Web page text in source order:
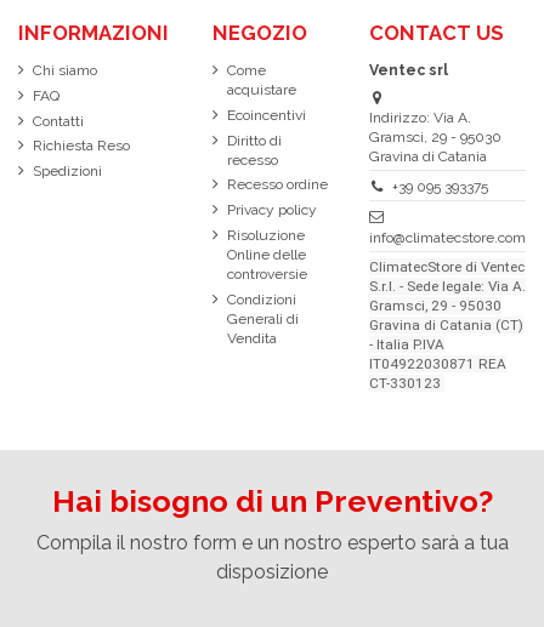
INFORMAZIONI
Chi siamo
FAQ
Contatti
Richiesta Reso
Spedizioni
NEGOZIO
Come
acquistare
Ecoincentivi
Diritto di
recesso
Recesso ordine
Privacy policy
Risoluzione
Online delle
controversie
Condizioni
Generali di
Vendita
CONTACT US
Ventec srl
Indirizzo: Via A.
Gramsci, 29 - 95030
Gravina di Catania
+39 095 393375
info@climatecstore.com
ClimatecStore di Ventec
S.r.l. - Sede legale: Via A.
Gramsci, 29 - 95030
Gravina di Catania (CT)
- Italia P.IVA
IT04922030871 REA
CT-330123
Hai bisogno di un Preventivo?
Compila il nostro form e un nostro esperto sarà a tua
disposizione